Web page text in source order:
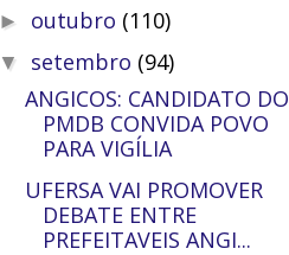
► outubro (110)
▼ setembro (94)
ANGICOS: CANDIDATO DO
PMDB CONVIDA POVO
PARA VIGÍLIA
UFERSA VAI PROMOVER
DEBATE ENTRE
PREFEITAVEIS ANGI...